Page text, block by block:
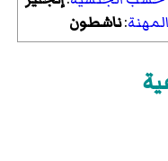
:ناشطون